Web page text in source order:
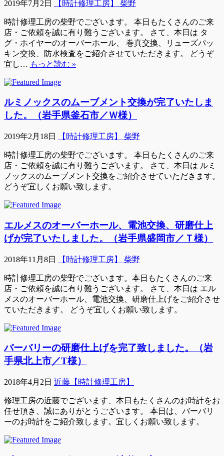
2019年7月2日 【時計修理工房】 柴野
時計修理工房の柴野でございます。 本日もたくさんのご来
店・ご依頼を誠に有り難うございます。 さて、本日は タ
グ・ホイヤーのオーバーホール、 巻真交換、リューズパッ
キン交換、防水検査をご紹介させていただきます。 どうぞ
宜し… もっと読む »
ルミノックスのムーブメント交換が完了いたしま
した。（岩手県釜石市／Ｗ様）
2019年2月18日 【時計修理工房】 柴野
時計修理工房の柴野でございます。 本日もたくさんのご来
店・ご依頼を誠に有り難うございます。 さて、本日は ルミ
ノックスのムーブメント交換をご紹介させていただきます。
どうぞ宜しくお願い致します。
エルメスのオーバーホール、電池交換、研磨仕上
げが完了いたしました。（岩手県盛岡市／Ｔ様）
2018年11月8日 【時計修理工房】 柴野
時計修理工房の柴野でございます。本日もたくさんのご来
店・ご依頼を誠に有り難うございます。 さて、本日は エル
メスのオーバーホール、電池交換、研磨仕上げをご紹介させ
ていただきます。 どうぞ宜しくお願い致します。
バーバリーの研磨仕上げを完了致しました。（岩
手県北上市／T様）
2018年4月2日 近藤【時計修理工房】
修理工房の近藤でございます、本日もたくさんのお時計をお
任せ頂き、誠にありがとうございます。 本日は、バーバリ
ーのお時計をご紹介致します。宜しくお願い致します。